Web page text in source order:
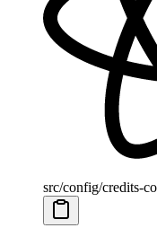
src/config/credits-